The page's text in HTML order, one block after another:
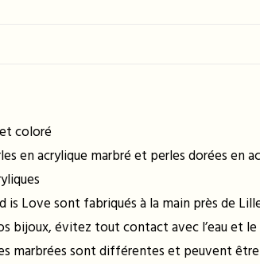
coloré
en acrylique marbré et perles dorées
is Love sont fabriqués à la main près de
bijoux, évitez tout contact avec l’eau et
marbrées sont différentes et peuvent